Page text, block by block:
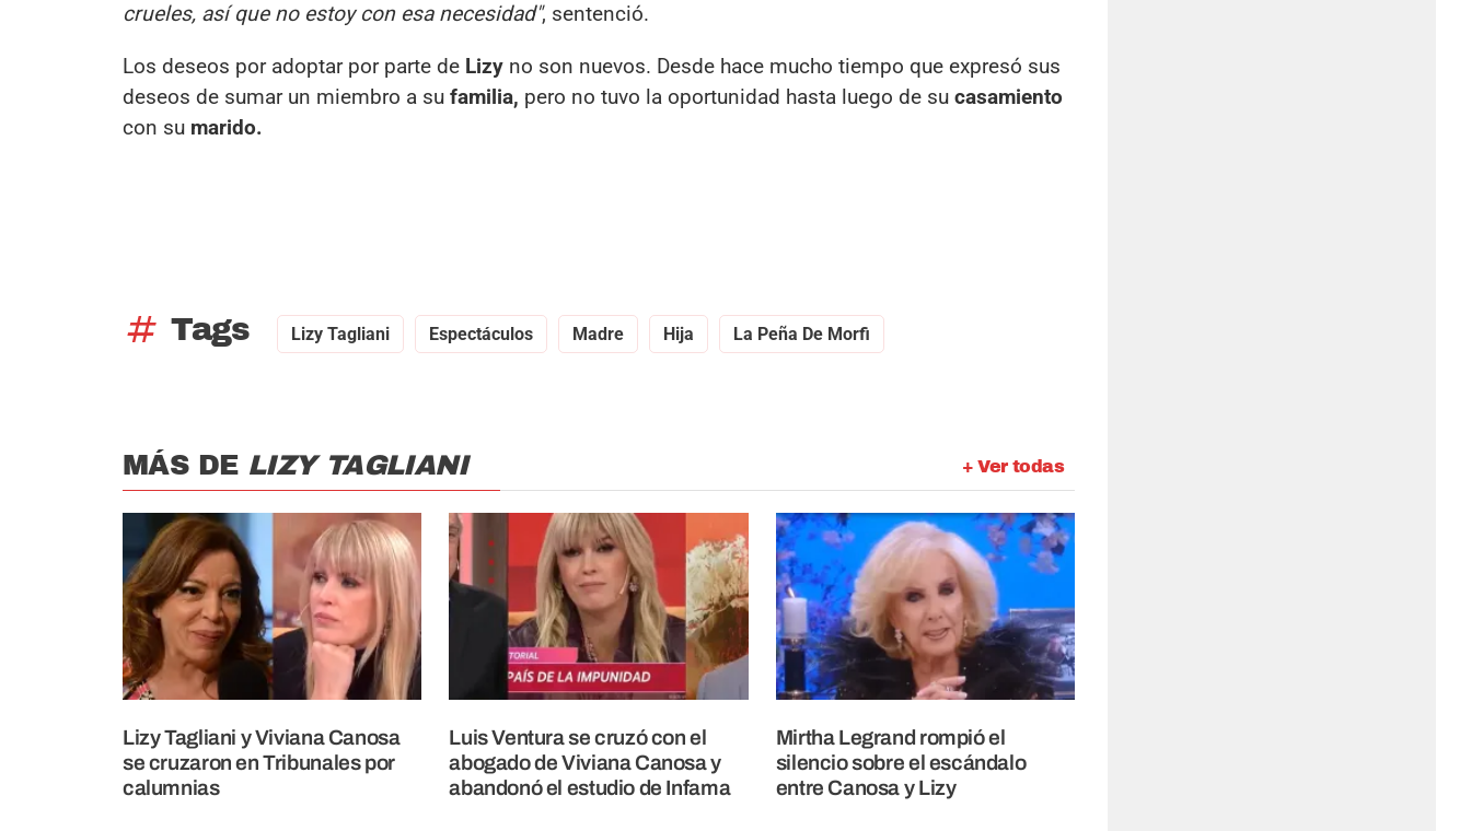
crueles, así que no estoy con esa necesidad", sentenció.
Los deseos por adoptar por parte de Lizy no son nuevos. Desde hace mucho tiempo que expresó sus
deseos de sumar un miembro a su familia, pero no tuvo la oportunidad hasta luego de su casamiento
con su marido.
tag Tags Lizy Tagliani Espectáculos Madre Hija La Peña De Morfi
+ Ver todas
MÁS DE LIZY TAGLIANI
Lizy Tagliani y Viviana Canosa
se cruzaron en Tribunales por
calumnias
Luis Ventura se cruzó con el
abogado de Viviana Canosa y
abandonó el estudio de Infama
Mirtha Legrand rompió el
silencio sobre el escándalo
entre Canosa y Lizy